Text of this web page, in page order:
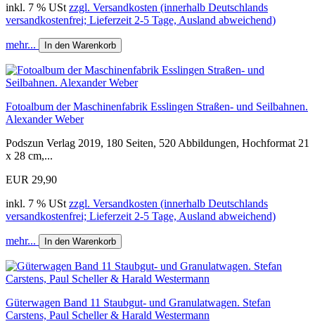
inkl. 7 % USt zzgl. Versandkosten (innerhalb Deutschlands
versandkostenfrei; Lieferzeit 2-5 Tage, Ausland abweichend)
mehr... In den Warenkorb
Fotoalbum der Maschinenfabrik Esslingen Straßen- und Seilbahnen.
Alexander Weber
Podszun Verlag 2019, 180 Seiten, 520 Abbildungen, Hochformat 21
x 28 cm,...
EUR 29,90
inkl. 7 % USt zzgl. Versandkosten (innerhalb Deutschlands
versandkostenfrei; Lieferzeit 2-5 Tage, Ausland abweichend)
mehr... In den Warenkorb
Güterwagen Band 11 Staubgut- und Granulatwagen. Stefan
Carstens, Paul Scheller & Harald Westermann